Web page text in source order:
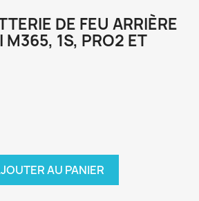
DE FEU ARRIÈRE
M365, 1S, PRO2 ET
AU PANIER